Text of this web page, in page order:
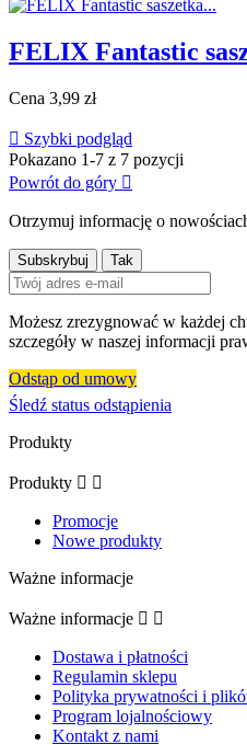
FELIX Fantastic
Cena 3,99 zł
 Szybki podgląd
Pokazano 1-7 z 7 pozycji
Powrót do góry 
Otrzymuj informację o
Możesz zrezygnować w każdej
szczegóły w naszej informacji
Odstąp od umowy
Śledź status odstąpienia
Produkty
Produkty  
Promocje
Nowe produkty
Ważne informacje
Ważne informacje  
Dostawa i płatności
Regulamin sklepu
Polityka prywatności i
Program lojalnościowy
Kontakt z nami